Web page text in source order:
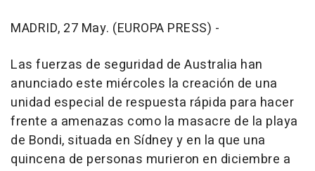
MADRID, 27 May. (EUROPA PRESS) -
Las fuerzas de seguridad de Australia han
anunciado este miércoles la creación de una
unidad especial de respuesta rápida para hacer
frente a amenazas como la masacre de la playa
de Bondi, situada en Sídney y en la que una
quincena de personas murieron en diciembre a